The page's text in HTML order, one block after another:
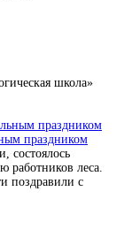
школа»
праздником
состоялось
работников леса.
поздравили с